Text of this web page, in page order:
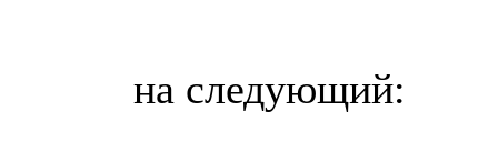
на следующий: